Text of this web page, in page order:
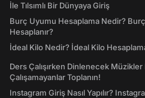
İle Tılsımlı Bir Dünyaya Giriş
Burç Uyumu Hesaplama Nedir?
Hesaplanır?
İdeal Kilo Nedir? İdeal Kilo Hesaplama
Ders Çalışırken Dinlenecek
Çalışamayanlar Toplanın!
Instagram Giriş Nasıl Yapılır?